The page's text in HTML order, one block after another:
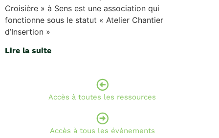
Croisière » à Sens est une association qui
fonctionne sous le statut « Atelier Chantier
d’Insertion »
Lire la suite
Accès à toutes les ressources
Accès à tous les événements